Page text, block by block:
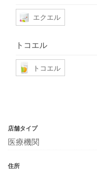
エクエル
トコエル
トコエル
店舗タイプ
医療機関
住所